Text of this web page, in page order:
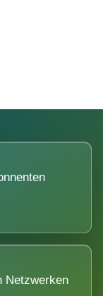
Netzwerken